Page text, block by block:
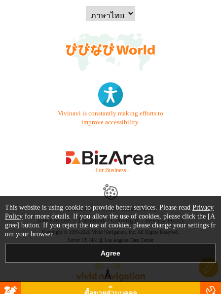
Vivinavi is constantly making efforts to
improve accessibility.
- For Business -
Contact Us Starter Guide
FAQ
Terms of Use
Trademark / Copyright Privacy Policy
Copyright © 1999-2026 Vivid Navigation, Inc. All Rights Reserved.
Server US (43) @ Los Angeles Data Center
This website is using cookie to provide better services. Please read Privacy
Policy for more details. If you allow the use of cookies, please click the [A
gree] button. If you reject the use of cookies, please change your settings fr
om your browser.